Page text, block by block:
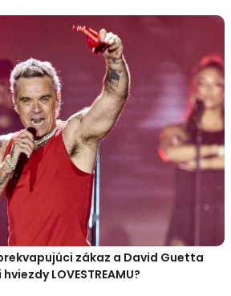
zákaz a David Guetta
LOVESTREAMU?